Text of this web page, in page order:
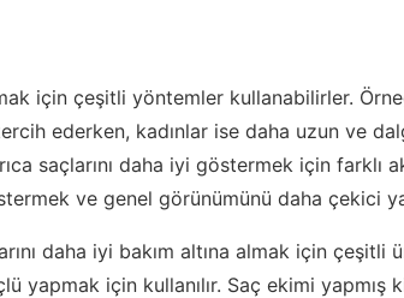
için çeşitli yöntemler kullanabilirler.
ederken, kadınlar ise daha uzun ve
saçlarını daha iyi göstermek için farklı
ve genel görünümünü daha çekici
daha iyi bakım altına almak için çeşitli
yapmak için kullanılır. Saç ekimi yapmış